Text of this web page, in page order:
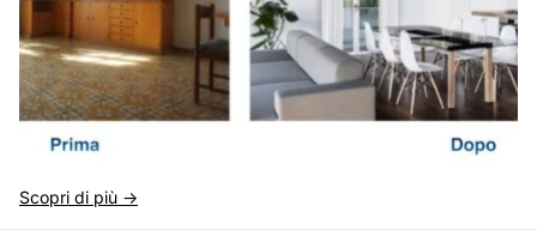
Scopri di più ->